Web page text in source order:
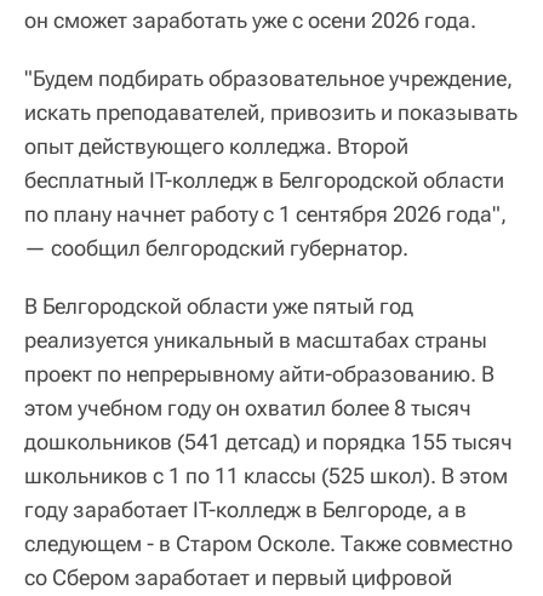
он сможет заработать уже с осени 2026 года.
"Будем подбирать образовательное учреждение,
искать преподавателей, привозить и показывать
опыт действующего колледжа. Второй
бесплатный IT-колледж в Белгородской области
по плану начнет работу с 1 сентября 2026 года",
— сообщил белгородский губернатор.
В Белгородской области уже пятый год
реализуется уникальный в масштабах страны
проект по непрерывному айти-образованию. В
этом учебном году он охватил более 8 тысяч
дошкольников (541 детсад) и порядка 155 тысяч
школьников с 1 по 11 классы (525 школ). В этом
году заработает IT-колледж в Белгороде, а в
следующем - в Старом Осколе. Также совместно
со Сбером заработает и первый цифровой